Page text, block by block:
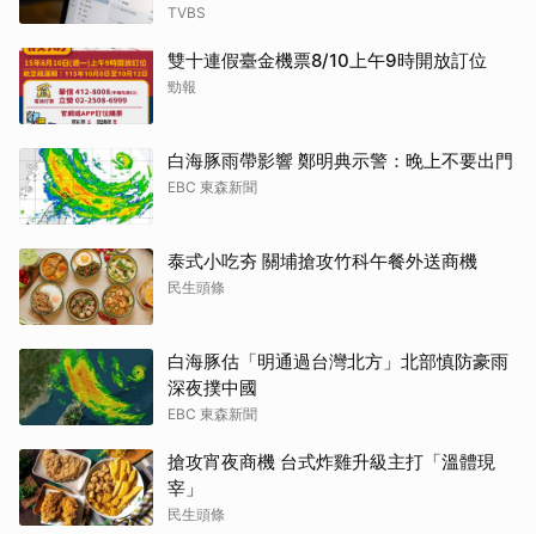
TVBS
雙十連假臺金機票8/10上午9時開放訂位
勁報
白海豚雨帶影響 鄭明典示警：晚上不要出門
EBC 東森新聞
泰式小吃夯 關埔搶攻竹科午餐外送商機
民生頭條
白海豚估「明通過台灣北方」北部慎防豪雨
深夜撲中國
EBC 東森新聞
搶攻宵夜商機 台式炸雞升級主打「溫體現
宰」
民生頭條